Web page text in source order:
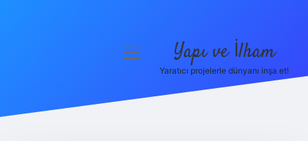
menüyü
Yapı ve İlham
Yaratıcı projelerle dünyanı inşa et!